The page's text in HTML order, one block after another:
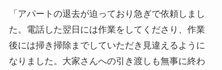
「アパートの退去が迫っており急ぎで依頼しまし
た。電話した翌日には作業をしてくださり、作業
後には掃き掃除までしていただき見違えるように
なりました。大家さんへの引き渡しも無事に終わ